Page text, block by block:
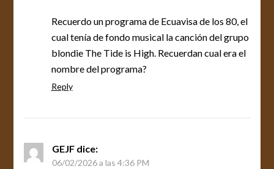
Recuerdo un programa de Ecuavisa de los 80, el
cual tenía de fondo musical la canción del grupo
blondie The Tide is High. Recuerdan cual era el
nombre del programa?
Reply
GEJF dice:
06/02/2026 a las 4:36 PM